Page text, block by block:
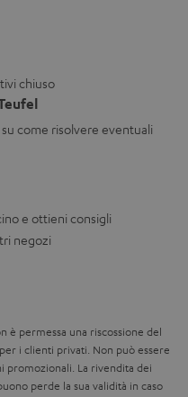
chiuso
come risolvere eventuali
e ottieni consigli
negozi
è permessa una riscossione del
i clienti privati. Non può essere
promozionali. La rivendita dei
perde la sua validità in caso